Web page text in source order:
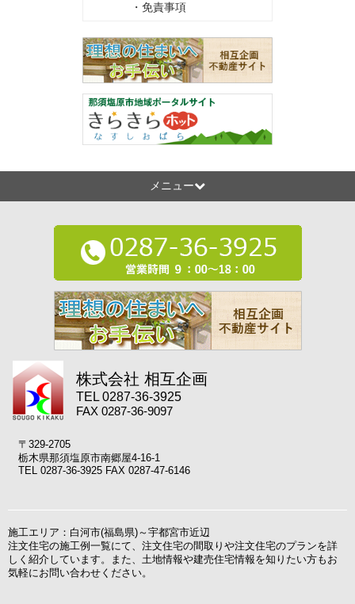
・免責事項
メニュー
株式会社 相互企画
TEL 0287-36-3925
FAX 0287-36-9097
〒329-2705
栃木県那須塩原市南郷屋4-16-1
TEL 0287-36-3925 FAX 0287-47-6146
施工エリア：白河市(福島県)～宇都宮市近辺
注文住宅の施工例一覧にて、注文住宅の間取りや注文住宅のプランを詳
しく紹介しています。また、土地情報や建売住宅情報を知りたい方もお
気軽にお問い合わせください。